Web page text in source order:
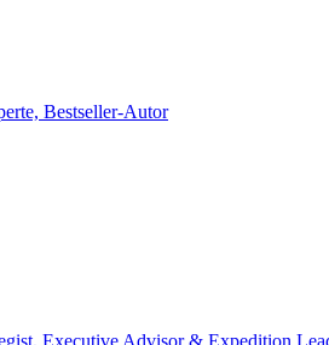
Bestseller-Autor
Executive Advisor & Expedition